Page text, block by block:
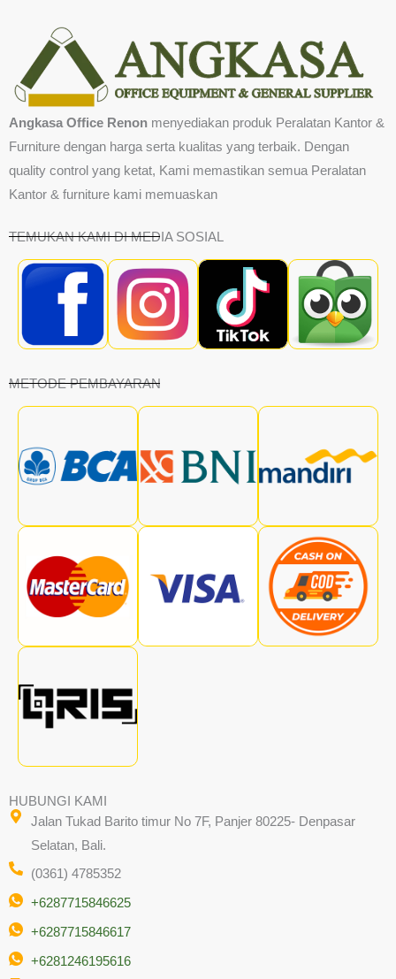
Angkasa Office Renon menyediakan produk Peralatan Kantor &
Furniture dengan harga serta kualitas yang terbaik. Dengan
quality control yang ketat, Kami memastikan semua Peralatan
Kantor & furniture kami memuaskan
TEMUKAN KAMI DI MEDIA SOSIAL
METODE PEMBAYARAN
HUBUNGI KAMI
Jalan Tukad Barito timur No 7F, Panjer 80225- Denpasar
Selatan, Bali.
(0361) 4785352
+6287715846625
+6287715846617
+6281246195616